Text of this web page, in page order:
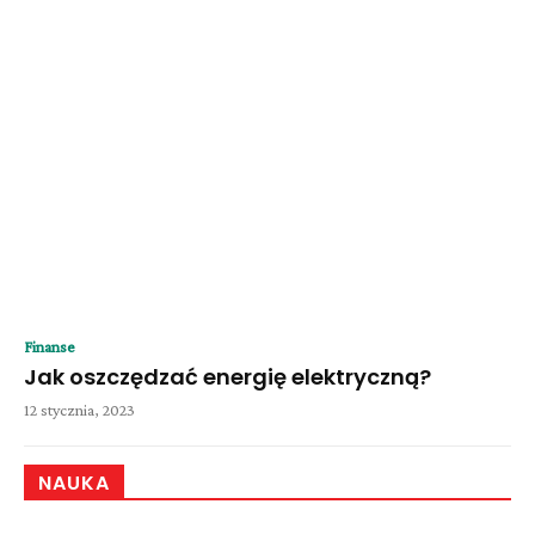
Finanse
Jak oszczędzać energię elektryczną?
12 stycznia, 2023
NAUKA